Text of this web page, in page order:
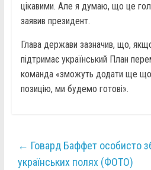
цікавими. Але я думаю, що це
заявив президент.
Глава держави зазначив, що,
підтримає український План
команда «зможуть додати ще
позицію, ми будемо готові».
← Говард Баффет особисто
українських полях (ФОТО)